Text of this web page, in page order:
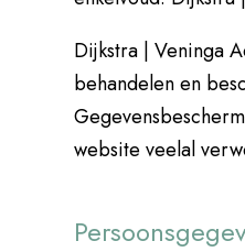
Dijkstra | Veninga
behandelen en
website veelal